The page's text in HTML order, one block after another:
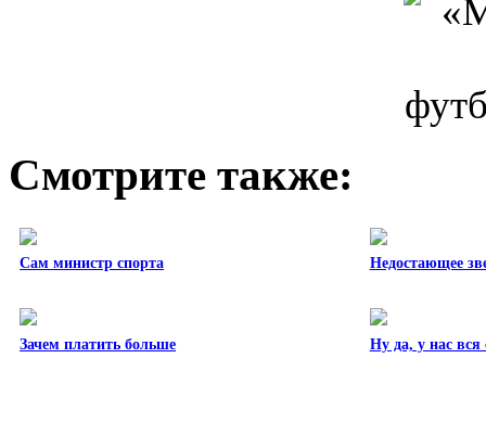
Смотрите также:
Сам министр спорта Недостающее
Зачем платить больше Ну да, у нас вся